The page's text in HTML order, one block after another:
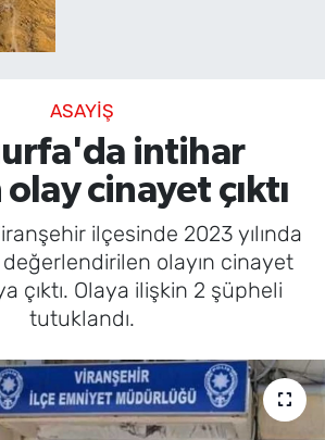
ASAYİŞ
intihar
cinayet çıktı
ilçesinde 2023 yılında
olayın cinayet
çıktı. Olaya ilişkin 2 şüpheli
tutuklandı.